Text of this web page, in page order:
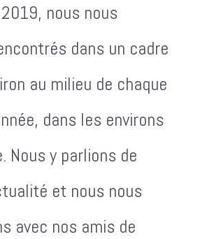
nous nous
dans un cadre
au milieu de chaque
dans les environs
Nous y parlions de
et nous nous
avec nos amis de